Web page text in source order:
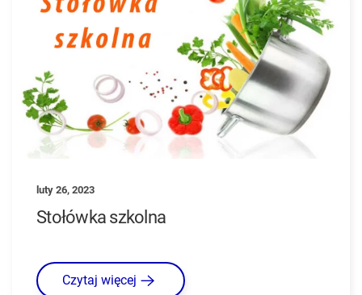
luty 26, 2023
Stołówka szkolna
Czytaj więcej